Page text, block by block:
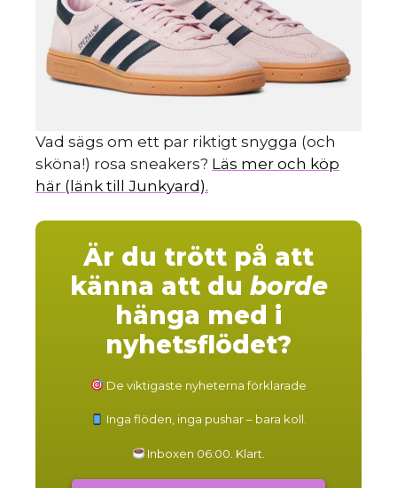
Vad sägs om ett par riktigt snygga (och
sköna!) rosa sneakers? Läs mer och köp
här (länk till Junkyard).
Är du trött på att
känna att du borde
hänga med i
nyhetsflödet?
De viktigaste nyheterna förklarade
Inga flöden, inga pushar – bara koll.
Inboxen 06:00. Klart.